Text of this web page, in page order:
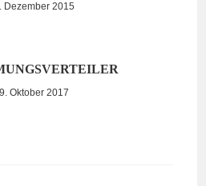
Dezember 2015
Oktober 2017